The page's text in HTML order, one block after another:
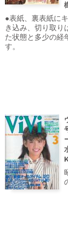
●表紙、裏表紙に
き込み、切り取り
た状態と多少の経
す。